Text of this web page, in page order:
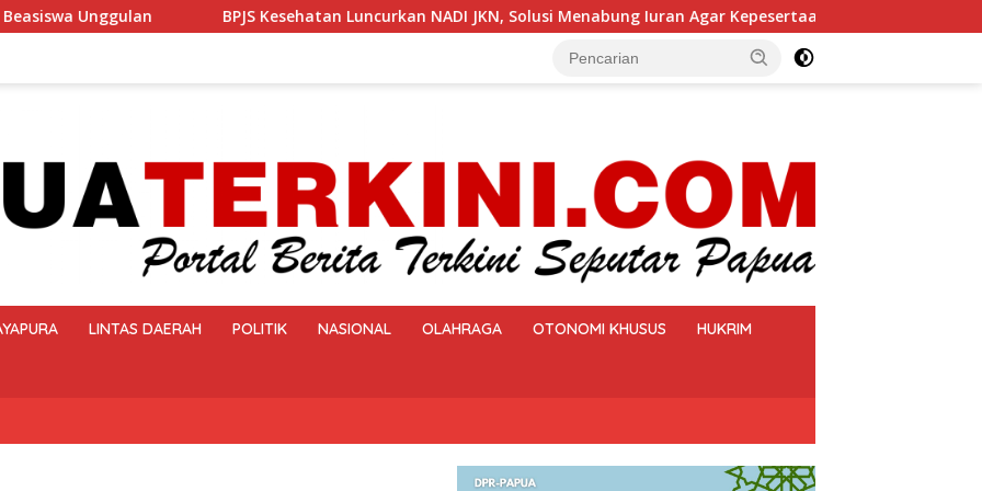
NADI JKN, Solusi Menabung Iuran Agar Kepesertaan Tetap Aktif Pertamina Uji Kesiapsiagaan Personel Lewat
LINTAS DAERAH POLITIK NASIONAL OLAHRAGA OTONOMI KHUSUS HUKRIM